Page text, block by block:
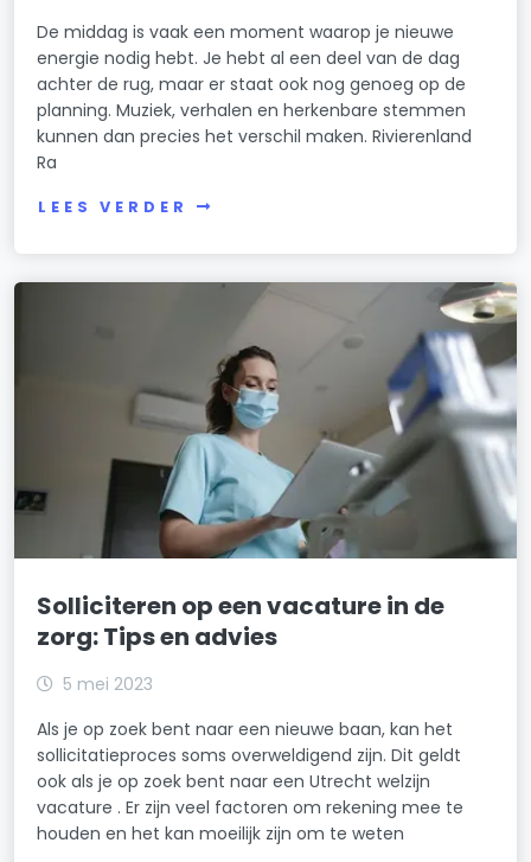
De middag is vaak een moment waarop je nieuwe
energie nodig hebt. Je hebt al een deel van de dag
achter de rug, maar er staat ook nog genoeg op de
planning. Muziek, verhalen en herkenbare stemmen
kunnen dan precies het verschil maken. Rivierenland
Ra
LEES VERDER
Solliciteren op een vacature in de
zorg: Tips en advies
5 mei 2023
Als je op zoek bent naar een nieuwe baan, kan het
sollicitatieproces soms overweldigend zijn. Dit geldt
ook als je op zoek bent naar een Utrecht welzijn
vacature . Er zijn veel factoren om rekening mee te
houden en het kan moeilijk zijn om te weten